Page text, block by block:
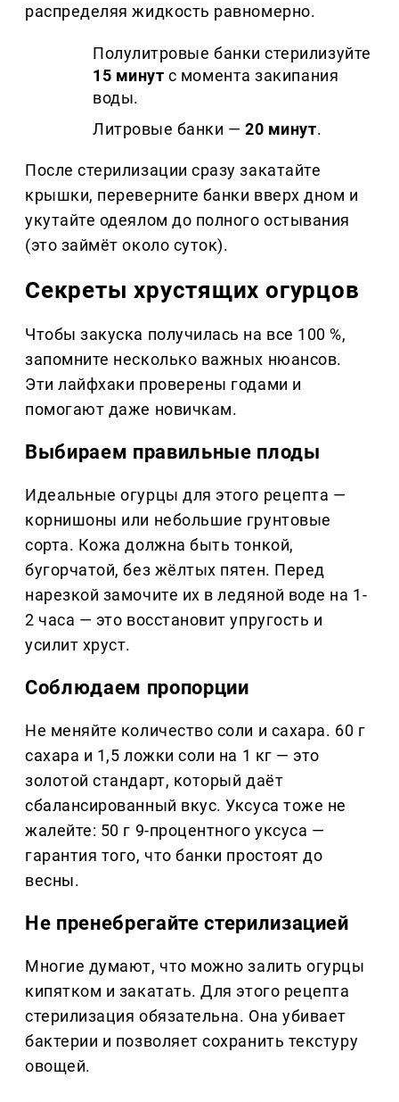
распределяя жидкость равномерно.
Полулитровые банки стерилизуйте
15 минут с момента закипания
воды.
Литровые банки —20 минут.
После стерилизации сразу закатайте
крышки, переверните банки вверх дном и
укутайте одеялом до полного остывания
(это займёт около суток).
Секреты хрустящих огурцов
Чтобы закуска получилась на все 100 %,
запомните несколько важных нюансов.
Эти лайфхаки проверены годами и
помогают даже новичкам.
Выбираем правильные плоды
Идеальные огурцы для этого рецепта —
корнишоны или небольшие грунтовые
сорта. Кожа должна быть тонкой,
бугорчатой, без жёлтых пятен. Перед
нарезкой замочите их в ледяной воде на 1-
2 часа — это восстановит упругость и
усилит хруст.
Соблюдаем пропорции
Не меняйте количество соли и сахара. 60 г
сахара и 1,5 ложки соли на 1 кг — это
золотой стандарт, который даёт
сбалансированный вкус. Уксуса тоже не
жалейте: 50 г 9-процентного уксуса —
гарантия того, что банки простоят до
весны.
Не пренебрегайте стерилизацией
Многие думают, что можно залить огурцы
кипятком и закатать. Для этого рецепта
стерилизация обязательна. Она убивает
бактерии и позволяет сохранить текстуру
овощей.